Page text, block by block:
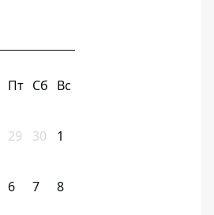
Пт Сб Вс
29 30 1
6 7 8